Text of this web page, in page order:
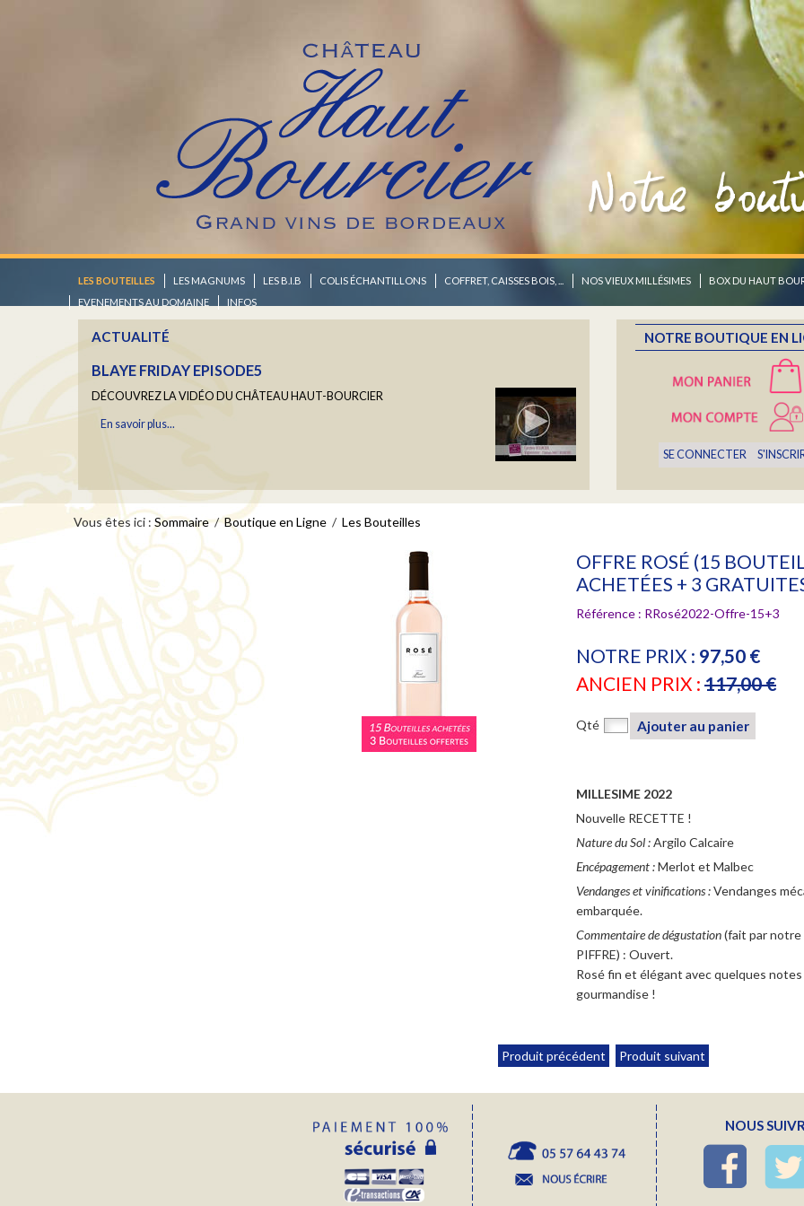
LES BOUTEILLES LES MAGNUMS LES B.I.B COLIS ÉCHANTILLONS COFFRET, CAISSES BOIS, ... NOS VIEUX MILLÉSIMES BOX DU HAUT
EVENEMENTS AU DOMAINE
INFOS
ACTUALITÉ
YOGA "RALENTIR" AVEC BARBARA COTTAVOZ
CALENDRIER 2025/2026
En savoir plus...
BLAYE FRIDAY EPISODE5
DÉCOUVREZ LA VIDÉO DU CHÂTEAU HAUT-BOURCIER
En savoir plus...
LES PORTRAITS DU HAUT BOURCIER
Une fois par semaine, nous vous ferons découvrir un portrait de la Famille
Bourcier...
En savoir plus...
YOGA "RALENTIR" AVEC BARBARA COTTAVOZ
Un moment hors du temps
En savoir plus...
NOTRE BOUTIQUE EN
SE CONNECTER
Vous êtes ici : Sommaire/Boutique en Ligne / Les Bouteilles
OFFRE ROSÉ (15
ACHETÉES + 3
Référence : RRosé2022-Offre-15+3
NOTRE PRIX : 97,50 €
ANCIEN PRIX : 117,00 €
Qté Ajouter au panier
MILLESIME 2022
Nouvelle RECETTE !
Nature du Sol :Argilo Calcaire
Encépagement :Merlot et Malbec
Vendanges et vinifications :Vendanges
embarquée.
Commentaire de dégustation(fait par notre
PIFFRE) : Ouvert.
Rosé fin et élégant avec quelques
gourmandise !
Produit précédent Produit suivant
NOUS